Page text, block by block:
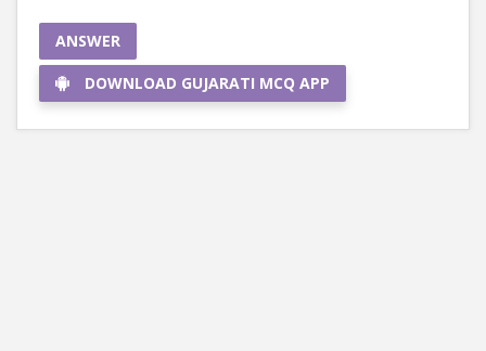
ANSWER
DOWNLOAD GUJARATI MCQ APP